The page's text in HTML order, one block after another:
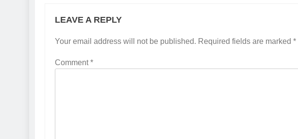
LEAVE A REPLY
Your email address will not be published. Required fields are marked *
Comment*